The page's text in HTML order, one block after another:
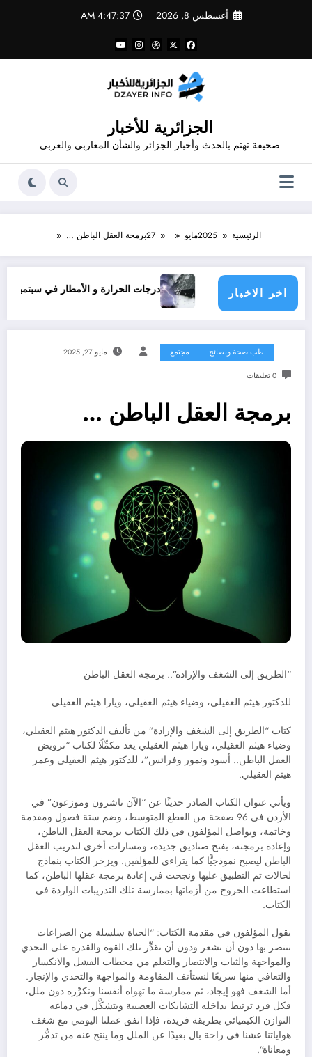
أغسطس 8, 2026 4:47:37 AM
الجزائرية للأخبار
صحيفة تهتم بالحدث وأخبار الجزائر والشأن المغاربي والعربي
الرئيسية 2025مايو 27برمجة العقل الباطن …
اخر الاخبار درجات الحرارة و الأمطار في سبتمبر 2026 في الجزائر
طب صحة ونصائح مجتمع مايو 27, 2025
0 تعليقات
برمجة العقل الباطن …
“الطريق إلى الشغف والإرادة”.. برمجة العقل الباطن
للدكتور هيثم العقيلي، وضياء هيثم العقيلي، ويارا هيثم العقيلي
كتاب “الطريق إلى الشغف والإرادة” من تأليف الدكتور هيثم العقيلي،
وضياء هيثم العقيلي، ويارا هيثم العقيلي يعد مكمِّلًا لكتاب “ترويض
العقل الباطن.. أسود ونمور وفرائس”، للدكتور هيثم العقيلي وعمر
هيثم العقيلي.
ويأتي عنوان الكتاب الصادر حديثًا عن “الآن ناشرون وموزعون” في
الأردن في 96 صفحة من القطع المتوسط، وضم ستة فصول ومقدمة
وخاتمة، ويواصل المؤلفون في ذلك الكتاب برمجة العقل الباطن،
وإعادة برمجته، بفتح صناديق جديدة، ومسارات أخرى لتدريب العقل
الباطن ليصبح نموذجيًّا كما يتراءى للمؤلفين. ويزخر الكتاب بنماذج
لحالات تم التطبيق عليها ونجحت في إعادة برمجة عقلها الباطن، كما
استطاعت الخروج من أزماتها بممارسة تلك التدريبات الواردة في
الكتاب.
يقول المؤلفون في مقدمة الكتاب: “الحياة سلسلة من الصراعات
ننتصر بها دون أن نشعر ودون أن نقدِّر تلك القوة والقدرة على التحدي
والمواجهة والثبات والانتصار والتعلم من محطات الفشل والانكسار
والتعافي منها سريعًا لنستأنف المقاومة والمواجهة والتحدي والإنجاز.
أما الشغف فهو إيجاد، ثم ممارسة ما تهواه أنفسنا ونكرِّره دون ملل،
فكل فرد ترتبط بداخله التشابكات العصبية ويتشكَّل في دماغه
التوازن الكيميائي بطريقة فريدة، فإذا اتفق عملنا اليومي مع شغف
هواياتنا عشنا في راحة بال بعيدًا عن الملل وما ينتج عنه من تذمُّر
ومعاناة”.